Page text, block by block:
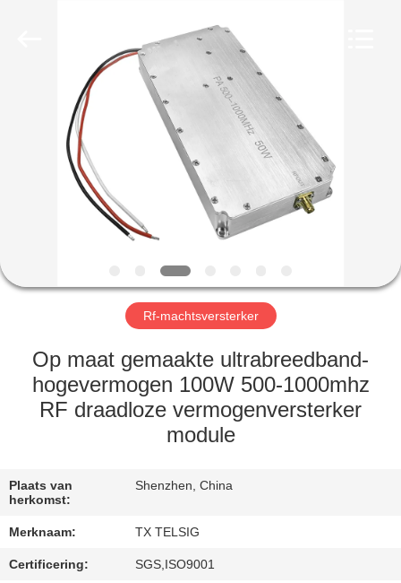
PRODUCTEN
ONGEVEER
FABRIEKSREIS
KWALITEITSCONTROLE
CONTACTEER
NIEUWS
Rf-machtsversterker
Op maat gemaakte ultrabreedband-
hogevermogen 100W 500-1000mhz
RF draadloze vermogenversterker
module
Plaats van
herkomst:
Shenzhen, China
Merknaam: TX TELSIG
Certificering: SGS,ISO9001